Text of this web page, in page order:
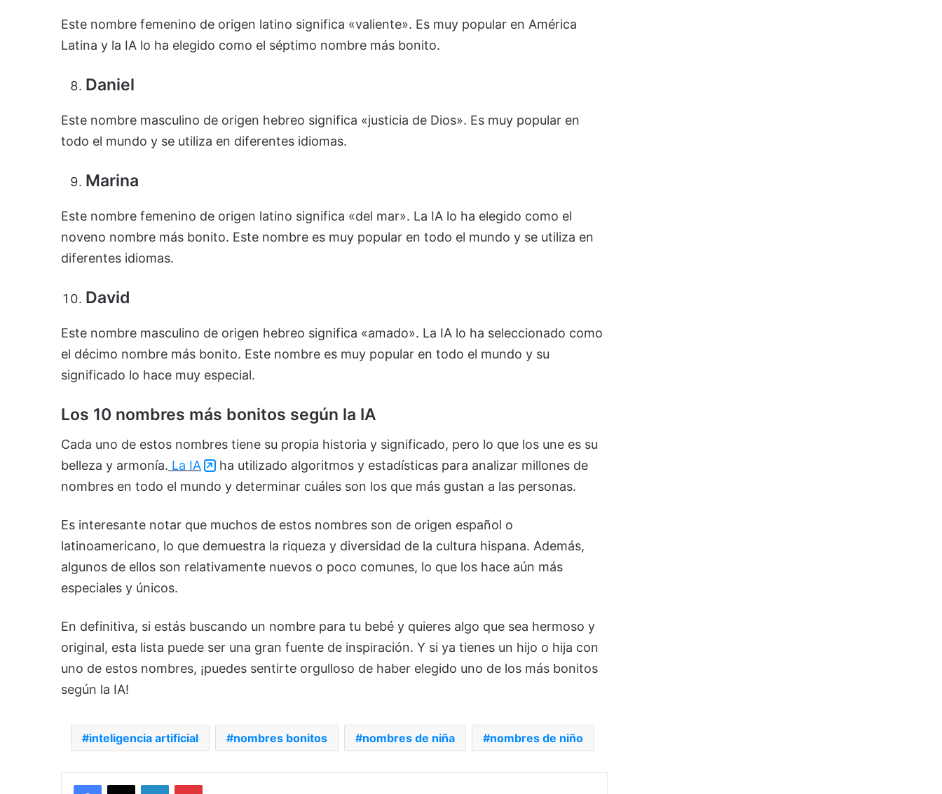
Este nombre femenino de origen latino significa «valiente». Es muy popular en América
Latina y la IA lo ha elegido como el séptimo nombre más bonito.
Daniel
Este nombre masculino de origen hebreo significa «justicia de Dios». Es muy popular en
todo el mundo y se utiliza en diferentes idiomas.
Marina
Este nombre femenino de origen latino significa «del mar». La IA lo ha elegido como el
noveno nombre más bonito. Este nombre es muy popular en todo el mundo y se utiliza en
diferentes idiomas.
David
Este nombre masculino de origen hebreo significa «amado». La IA lo ha seleccionado como
el décimo nombre más bonito. Este nombre es muy popular en todo el mundo y su
significado lo hace muy especial.
Los 10 nombres más bonitos según la IA
Cada uno de estos nombres tiene su propia historia y significado, pero lo que los une es su
belleza y armonía. La IA
ha utilizado algoritmos y estadísticas para analizar millones de
nombres en todo el mundo y determinar cuáles son los que más gustan a las personas.
Es interesante notar que muchos de estos nombres son de origen español o
latinoamericano, lo que demuestra la riqueza y diversidad de la cultura hispana. Además,
algunos de ellos son relativamente nuevos o poco comunes, lo que los hace aún más
especiales y únicos.
En definitiva, si estás buscando un nombre para tu bebé y quieres algo que sea hermoso y
original, esta lista puede ser una gran fuente de inspiración. Y si ya tienes un hijo o hija con
uno de estos nombres, ¡puedes sentirte orgulloso de haber elegido uno de los más bonitos
según la IA!
inteligencia artificial nombres bonitos nombres de niña nombres de niño
Facebook
X LinkedInPinterest